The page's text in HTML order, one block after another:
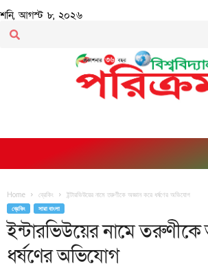
শনি, আগস্ট ৮, ২০২৬
Home ব্রেকিং ইন্টারভিউয়ের নামে তরুণীকে অজ্ঞান করে ধর্ষণের অভিযোগ
ব্রেকিং সারা বাংলা
ইন্টারভিউয়ের নামে
ধর্ষণের অভিযোগ